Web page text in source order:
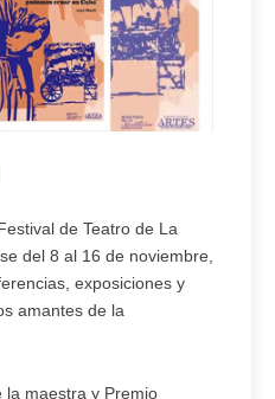
de Teatro de La
del 8 al 16 de noviembre,
exposiciones y
amantes de la
la maestra y Premio